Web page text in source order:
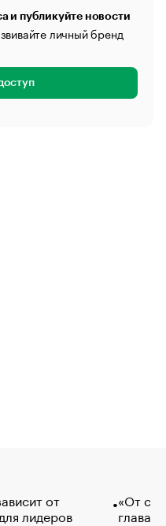
и публикуйте новости
личный бренд
от
лидеров
«От
глава